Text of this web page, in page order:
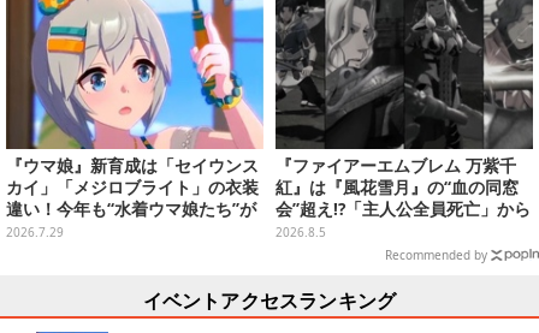
『ウマ娘』新育成は「セイウンス
カイ」「メジロブライト」の衣装
違い！今年も“水着ウマ娘たち”が
夏を彩る
2026.7.29
『ファイアーエムブレム 万紫千
紅』は『風花雪月』の“血の同窓
会”超え!?「主人公全員死亡」から
始まる物語は、様々なシリーズ作
2026.8.5
Recommended by
イベントアクセスランキング